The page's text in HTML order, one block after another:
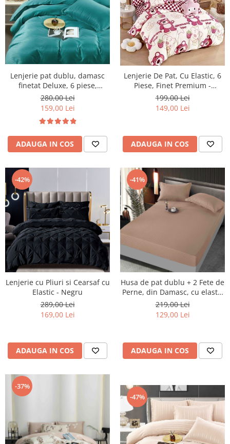
Lenjerie pat dublu, damasc
finetat Deluxe, 6 piese,
cearceaf pat cu elastic,
Turcoaz
280,00 Lei
159,00 Lei
ADAUGA IN COS
Lenjerie De Pat, Cu Elastic, 6
Piese, Finet Premium -
LPBF6PE36
199,00 Lei
149,00 Lei
ADAUGA IN COS
-42%
Lenjerie cu Pliuri si Cearsaf cu
Elastic - Negru
289,00 Lei
169,00 Lei
ADAUGA IN COS
-41%
Husa de pat dublu + 2 Fete de
Perne, din Damasc, cu elastic
- Maro
219,00 Lei
129,00 Lei
ADAUGA IN COS
-37%
-47%